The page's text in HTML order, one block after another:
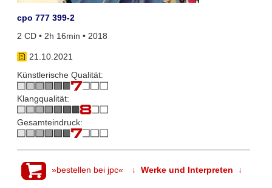
cpo 777 399-2
2 CD • 2h 16min • 2018
21.10.2021
Künstlerische Qualität:
Klangqualität:
Gesamteindruck:
»bestellen bei jpc« ↓ Werke und Interpreten ↓